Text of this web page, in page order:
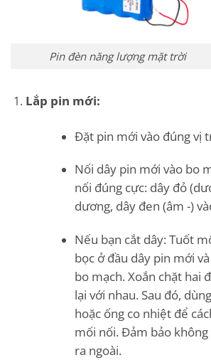
Pin đèn năng lượng mặt trời
Lắp pin mới:
Đặt pin mới vào đúng vị
Nối dây pin mới vào bo
nối đúng cực: dây đỏ
dương, dây đen (âm -)
Nếu bạn cắt dây: Tuốt
bọc ở đầu dây pin mới
bo mạch. Xoắn chặt hai
lại với nhau. Sau đó,
hoặc ống co nhiệt để
mối nối. Đảm bảo
ra ngoài.